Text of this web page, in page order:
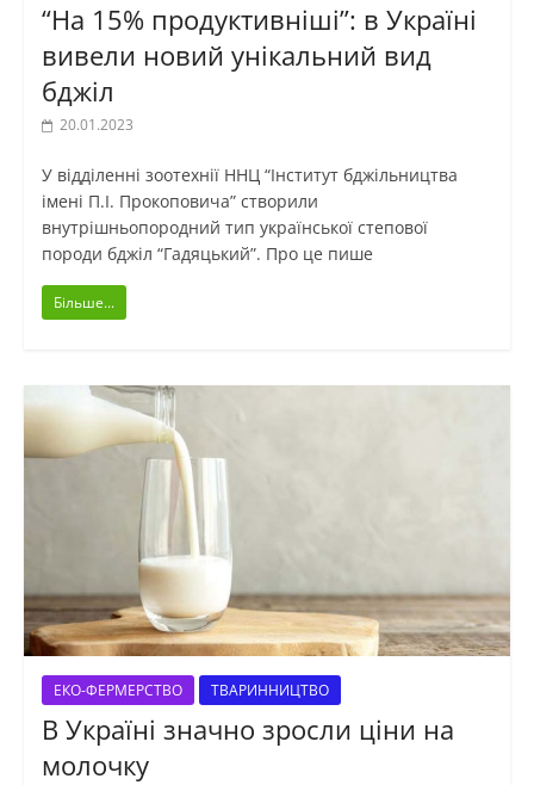
“На 15% продуктивніші”: в Україні
вивели новий унікальний вид
бджіл
20.01.2023
У відділенні зоотехнії ННЦ “Інститут бджільництва
імені П.І. Прокоповича” створили
внутрішньопородний тип української степової
породи бджіл “Гадяцький”. Про це пише
Більше...
ЕКО-ФЕРМЕРСТВО ТВАРИННИЦТВО
В Україні значно зросли ціни на
молочку